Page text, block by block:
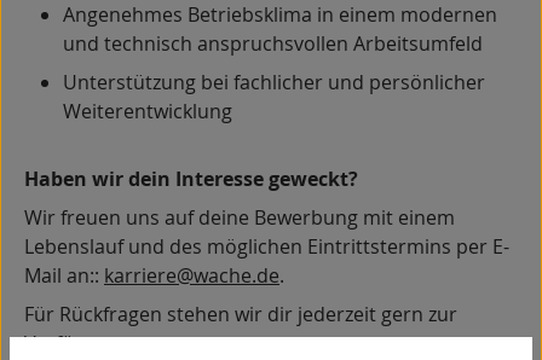
Angenehmes Betriebsklima in einem modernen
und technisch anspruchsvollen Arbeitsumfeld
Unterstützung bei fachlicher und persönlicher
Weiterentwicklung
Haben wir dein Interesse geweckt?
Wir freuen uns auf deine Bewerbung mit einem
Lebenslauf und des möglichen Eintrittstermins per E-
Mail an:: karriere@wache.de.
Für Rückfragen stehen wir dir jederzeit gern zur
Verfügung.